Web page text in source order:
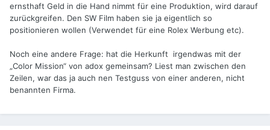
ernsthaft Geld in die Hand nimmt für eine Produktion, wird darauf
zurückgreifen. Den SW Film haben sie ja eigentlich so
positionieren wollen (Verwendet für eine Rolex Werbung etc).
Noch eine andere Frage: hat die Herkunft irgendwas mit der
„Color Mission“ von adox gemeinsam? Liest man zwischen den
Zeilen, war das ja auch nen Testguss von einer anderen, nicht
benannten Firma.